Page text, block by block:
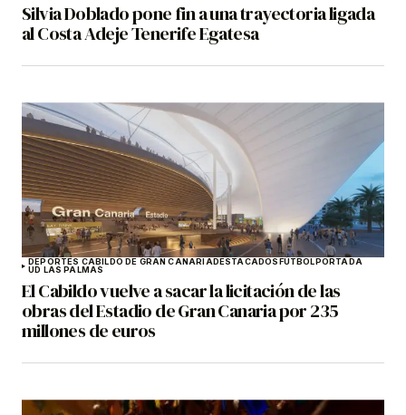
Silvia Doblado pone fin a una trayectoria ligada
al Costa Adeje Tenerife Egatesa
DEPORTES CABILDO DE GRAN CANARIADESTACADOSFÚTBOLPORTADA
UD LAS PALMAS
El Cabildo vuelve a sacar la licitación de las
obras del Estadio de Gran Canaria por 235
millones de euros